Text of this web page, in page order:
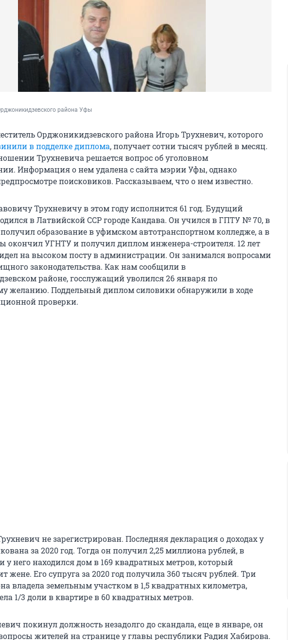
района Уфы
Орджоникидзевского района Игорь Трухневич, которого
в подделке диплома, получает сотни тысяч рублей в месяц.
Трухневича решается вопрос об уголовном
Информация о нем удалена с сайта мэрии Уфы, однако
поисковиков. Рассказываем, что о нем известно.
Трухневичу в этом году исполнится 61 год. Будущий
в Латвийской ССР городе Кандава. Он учился в ГПТУ № 70, в
образование в уфимском автотранспортном колледже, а в
окончил УГНТУ и получил диплом инженера-строителя. 12 лет
на высоком посту в администрации. Он занимался вопросами
законодательства. Как нам сообщили в
районе, госслужащий уволился 26 января по
желанию. Поддельный диплом силовики обнаружили в ходе
проверки.
не зарегистрирован. Последняя декларация о доходах у
за 2020 год. Тогда он получил 2,25 миллиона рублей, в
у него находился дом в 169 квадратных метров, который
жене. Его супруга за 2020 год получила 360 тысяч рублей. Три
владела земельным участком в 1,5 квадратных километра,
1/3 доли в квартире в 60 квадратных метров.
покинул должность незадолго до скандала, еще в январе, он
жителей на странице у главы республики Радия Хабирова.